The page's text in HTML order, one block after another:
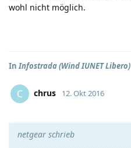
wohl nicht möglich.
InInfostrada (Wind IUNET Libero)
C chrus 12. Okt 2016
netgear schrieb